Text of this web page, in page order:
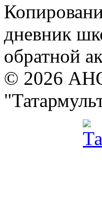
дневник
обратной
© 2026